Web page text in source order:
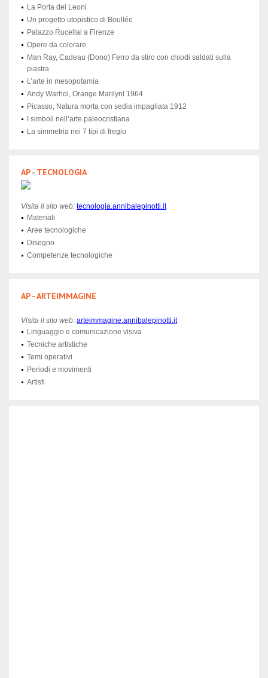
La Porta dei Leoni
Un progetto utopistico di Boullée
Palazzo Rucellai a Firenze
Opere da colorare
Man Ray, Cadeau (Dono) Ferro da stiro con chiodi saldati sulla
piastra
L’arte in mesopotamia
Andy Warhol, Orange Marilynl 1964
Picasso, Natura morta con sedia impagliata 1912
I simboli nell’arte paleocristiana
La simmetria nei 7 tipi di fregio
AP - TECNOLOGIA
Visita il sito web: tecnologia.annibalepinotti.it
Materiali
Aree tecnologiche
Disegno
Competenze tecnologiche
AP - ARTEIMMAGINE
Visita il sito web: arteimmagine.annibalepinotti.it
Linguaggio e comunicazione visiva
Tecniche artistiche
Temi operativi
Periodi e movimenti
Artisti